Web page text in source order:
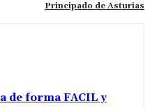
Principado de Asturias
de forma FACIL y